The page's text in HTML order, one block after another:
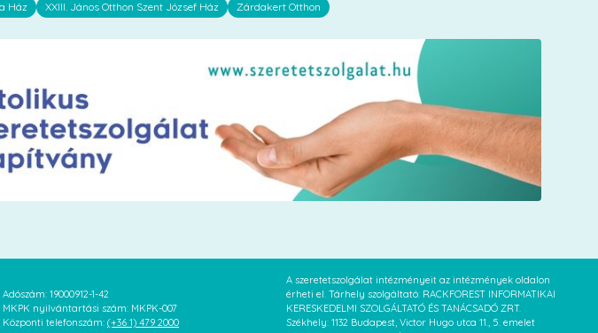
Ház XXIII. János Otthon Szent József Ház Zárdakert Otthon
Adószám: 19000912-1-42
MKPK nyilvántartási szám: MKPK-007
Központi telefonszám: (+36 1) 479 2000
A szeretetszolgálat intézményeit az intézmények oldalon
érheti el. Tárhely szolgáltató: RACKFOREST INFORMATIKAI
KERESKEDELMI SZOLGÁLTATÓ ÉS TANÁCSADÓ ZRT.
Székhely: 1132 Budapest, Victor Hugo utca 11., 5. emelet